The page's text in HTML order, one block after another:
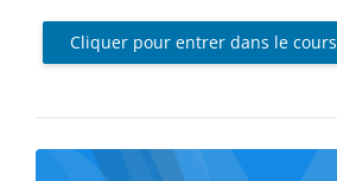
Cliquer pour entrer dans le cours